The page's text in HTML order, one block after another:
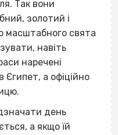
Так вони
золотий і
масштабного свята
навіть
наречені
Єгипет, а офіційно
день
а якщо їй